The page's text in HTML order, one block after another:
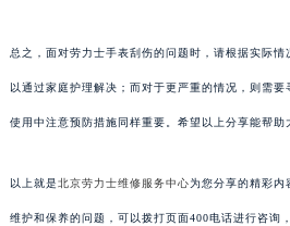
总之，面对劳力士手表刮伤的问题时，请根据实际情
以通过家庭护理解决；而对于更严重的情况，则需
使用中注意预防措施同样重要。希望以上分享能帮助
以上就是北京劳力士维修服务中心为您分享的精彩内
维护和保养的问题，可以拨打页面400电话进行咨询